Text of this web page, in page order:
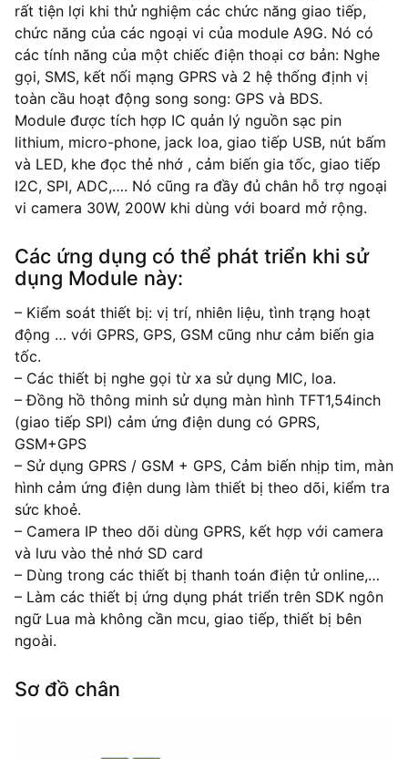
rất tiện lợi khi thử nghiệm các chức năng giao tiếp,
chức năng của các ngoại vi của module A9G. Nó có
các tính năng của một chiếc điện thoại cơ bản: Nghe
gọi, SMS, kết nối mạng GPRS và 2 hệ thống định vị
toàn cầu hoạt động song song: GPS và BDS.
Module được tích hợp IC quản lý nguồn sạc pin
lithium, micro-phone, jack loa, giao tiếp USB, nút bấm
và LED, khe đọc thẻ nhớ , cảm biến gia tốc, giao tiếp
I2C, SPI, ADC,…. Nó cũng ra đầy đủ chân hỗ trợ ngoại
vi camera 30W, 200W khi dùng với board mở rộng.
Các ứng dụng có thể phát triển khi sử
dụng Module này:
– Kiểm soát thiết bị: vị trí, nhiên liệu, tình trạng hoạt
động … với GPRS, GPS, GSM cũng như cảm biến gia
tốc.
– Các thiết bị nghe gọi từ xa sử dụng MIC, loa.
– Đồng hồ thông minh sử dụng màn hình TFT1,54inch
(giao tiếp SPI) cảm ứng điện dung có GPRS,
GSM+GPS
– Sử dụng GPRS / GSM + GPS, Cảm biến nhịp tim, màn
hình cảm ứng điện dung làm thiết bị theo dõi, kiểm tra
sức khoẻ.
– Camera IP theo dõi dùng GPRS, kết hợp với camera
và lưu vào thẻ nhớ SD card
– Dùng trong các thiết bị thanh toán điện tử online,…
– Làm các thiết bị ứng dụng phát triển trên SDK ngôn
ngữ Lua mà không cần mcu, giao tiếp, thiết bị bên
ngoài.
Sơ đồ chân